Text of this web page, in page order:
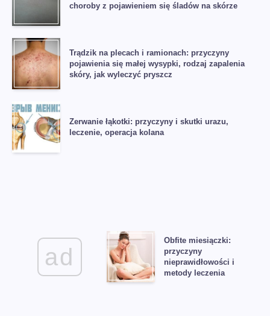
choroby z pojawieniem się śladów na skórze
Trądzik na plecach i ramionach: przyczyny
pojawienia się małej wysypki, rodzaj zapalenia
skóry, jak wyleczyć pryszcz
Zerwanie łąkotki: przyczyny i skutki urazu,
leczenie, operacja kolana
ad
Obfite miesiączki:
przyczyny
nieprawidłowości i
metody leczenia